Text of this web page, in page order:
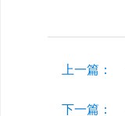
上一篇：
下一篇：